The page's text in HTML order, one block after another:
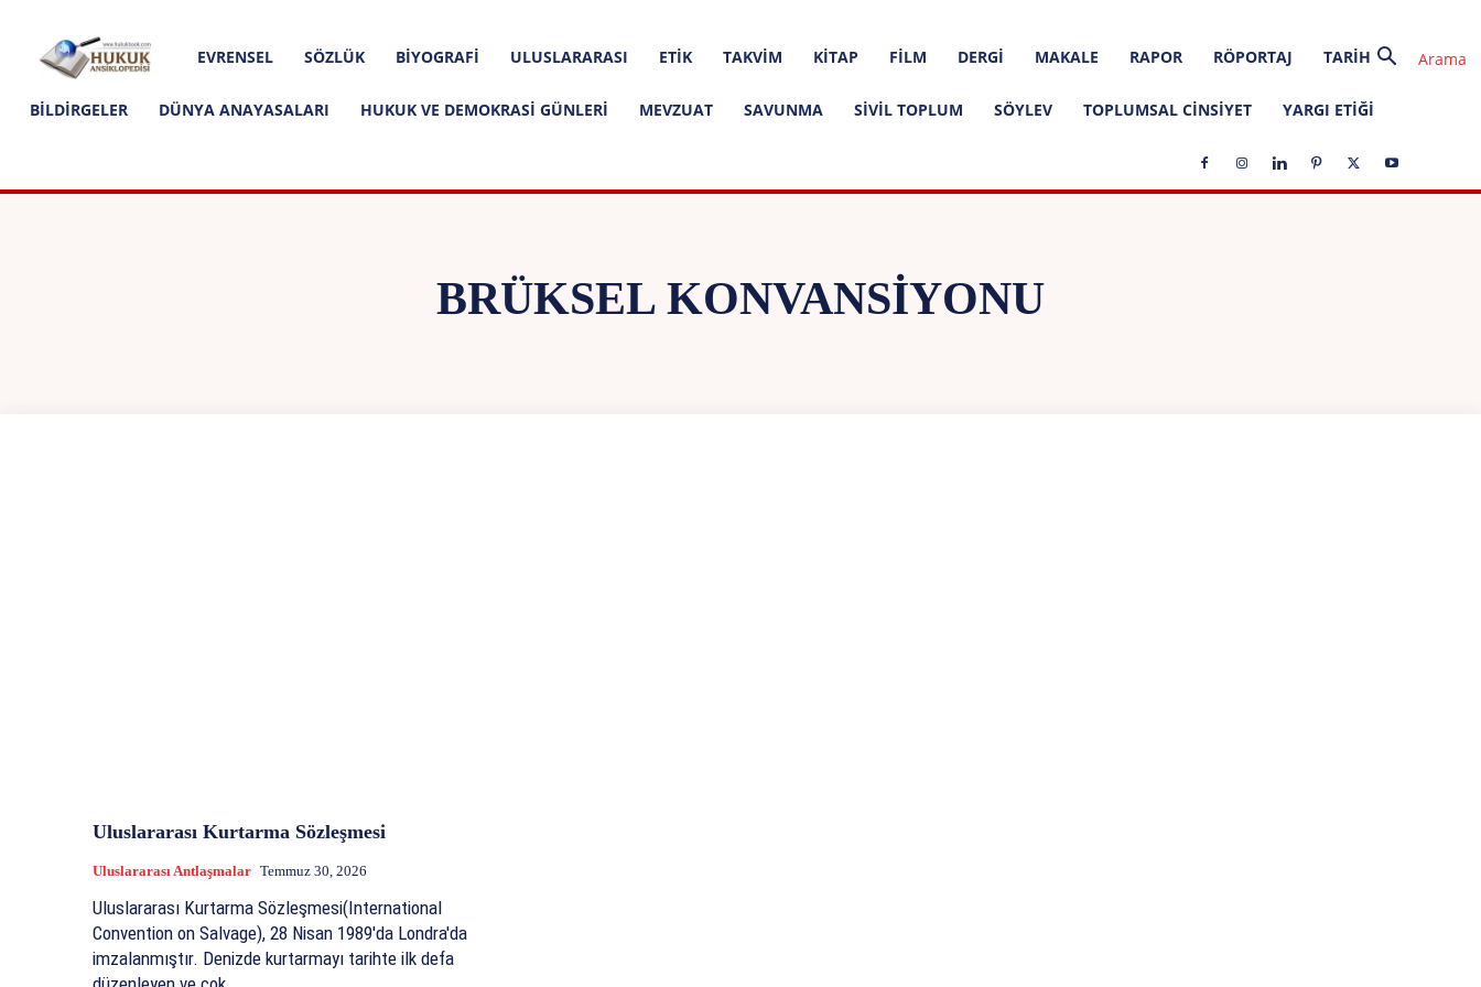
Hukuk
Ansiklopedisi
EVRENSEL SÖZLÜK BIYOGRAFI ULUSLARARASI ETIK TAKVIM KITAP FILM DERGI MAKALE RAPOR RÖPORTAJ TARIH
BILDIRGELER DÜNYA ANAYASALARI HUKUK VE DEMOKRASI GÜNLERI MEVZUAT SAVUNMA SIVIL TOPLUM SÖYLEV TOPLUMSAL CINSIYET YARGI ETIĞI
BRÜKSEL KONVANSIYONU
Uluslararası Kurtarma Sözleşmesi
Uluslararası Antlaşmalar Temmuz 30, 2026
Uluslararası Kurtarma Sözleşmesi(International
Convention on Salvage), 28 Nisan 1989'da Londra'da
imzalanmıştır. Denizde kurtarmayı tarihte ilk defa